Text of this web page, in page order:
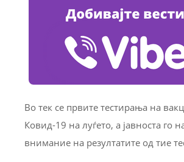
Во тек се првите тестирања на
Ковид-19 на луѓето, а јавноста го
внимание на резултатите од тие